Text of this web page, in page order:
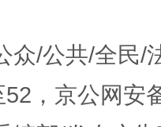
众/公共/全民/
，京公网安